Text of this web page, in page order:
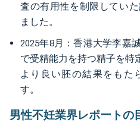
査の有用性を制限してい
ました。
2025年8月：香港大学李嘉
で受精能力を持つ精子を特
より良い胚の結果をもた
す。
男性不妊業界レポートの